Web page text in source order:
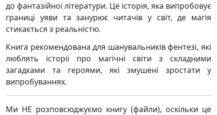
до фантазійної літератури. Це історія, яка випробовує
границі уяви та занурює читачів у світ, де магія
стикається з реальністю.
Книга рекомендована для шанувальників фентезі, які
люблять історії про магічні світи з складними
загадками та героями, які змушені зростати у
випробуваннях.
Ми НЕ розповсюджуємо книгу (файли), оскільки це